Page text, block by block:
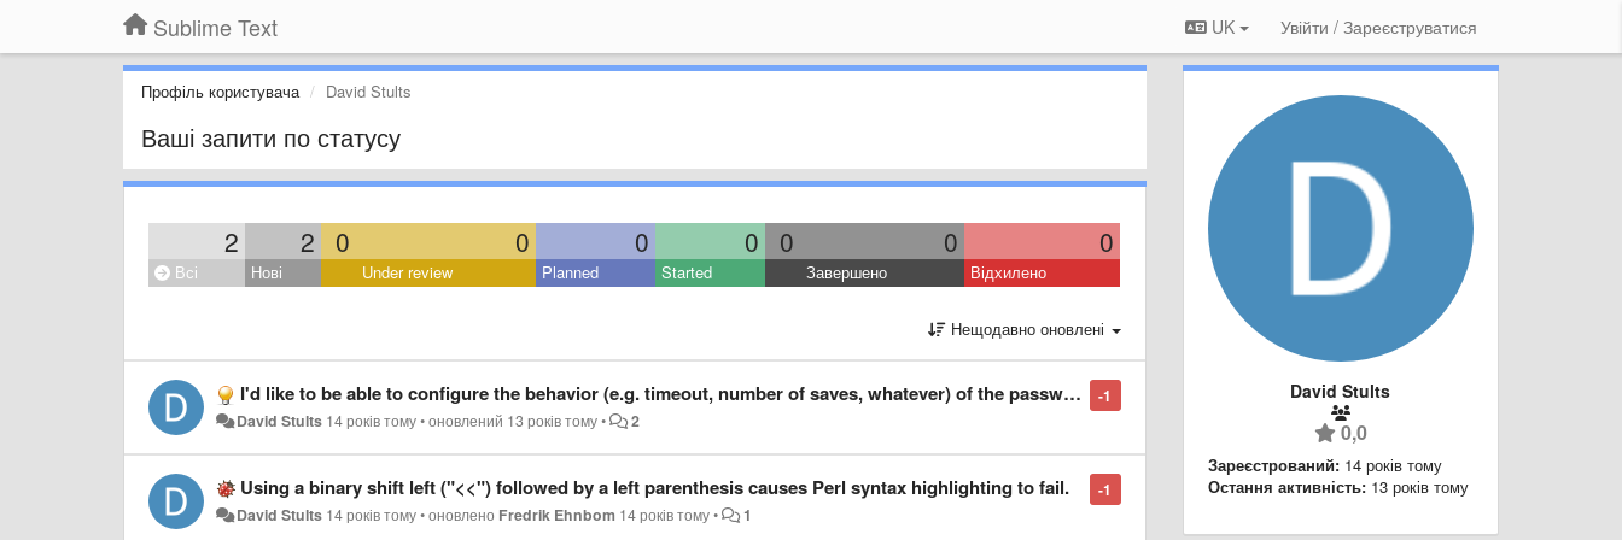
Sublime Text UK Увійти / Зареєструватися
Профіль користувача David Stults
Ваші запити по статусу
2 2 0 0 0 0 0 0 0
Всі Нові Under review Planned Started Завершено Відхилено
Нещодавно оновлені
-1
I'd like to be able to configure the behavior (e.g. timeout, number of saves, whatever) of the password prompt for saving documents that require superuser privileges.
David Stults 14 років тому•оновлений 13 років тому• 2
-1
Using a binary shift left ("<<") followed by a left parenthesis causes Perl syntax highlighting to fail.
David Stults 14 років тому•оновлено Fredrik Ehnbom 14 років тому• 1
David Stults
0,0
Зареєстрований: 14 років тому
Остання активність: 13 років тому